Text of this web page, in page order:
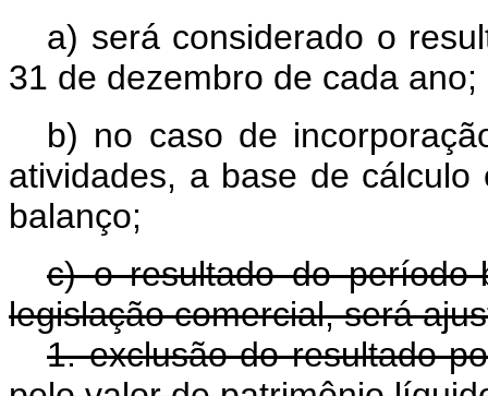
a) será considerado o
31 de dezembro de cada ano;
b) no caso de
atividades, a base de
balanço;
c) o resultado do
legislação comercial, será
1. exclusão do resultado